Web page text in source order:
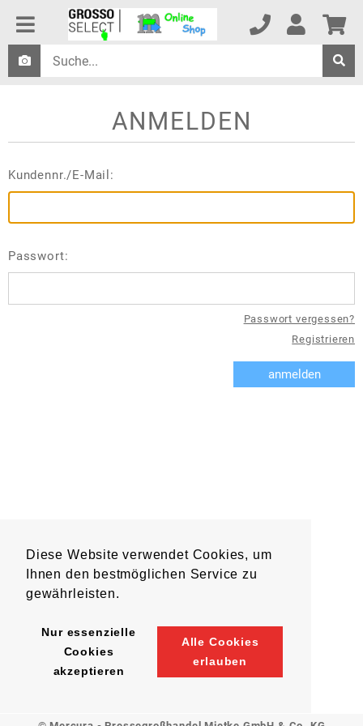
Diese Website verwendet Cookies, um
Ihnen den bestmöglichen Service zu
gewährleisten.
Nur essenzielle
Cookies
akzeptieren
Alle Cookies
erlauben
ANMELDEN
Kundennr./E-Mail:
Passwort:
Passwort vergessen?
Registrieren
anmelden